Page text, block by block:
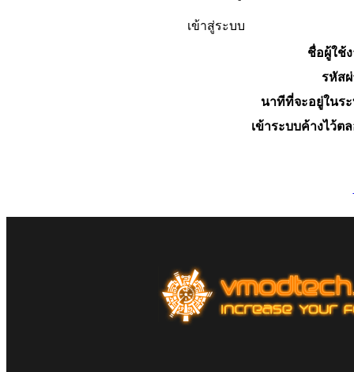
เข้าสู่ระบบ
ชื่อผู้ใช้
รหัส
นาทีที่จะอยู่ในร
เข้าระบบค้างไว้ต